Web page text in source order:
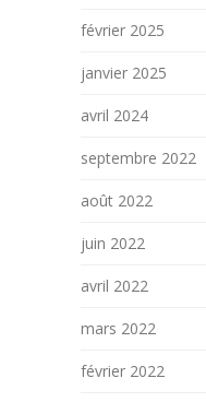
février 2025
janvier 2025
avril 2024
septembre 2022
août 2022
juin 2022
avril 2022
mars 2022
février 2022